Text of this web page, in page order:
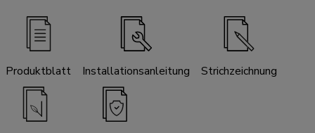
Produktblatt Installationsanleitung Strichzeichnung